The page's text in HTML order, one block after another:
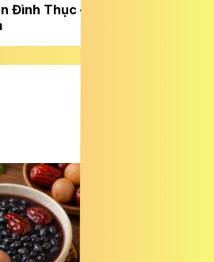
Đình Thục – Phó viện trưởng